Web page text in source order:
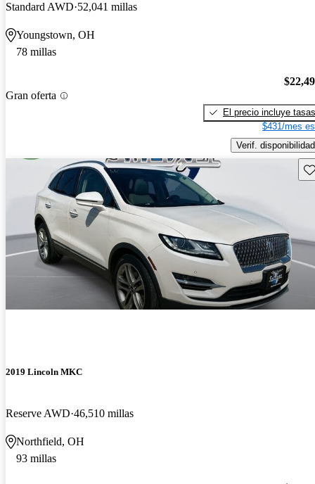
Standard AWD 52,041 millas
Youngstown, OH
78 millas
Gran oferta
El precio incluye tasas
$431/mes
Verif. disponibilidad
2019 Lincoln MKC
Reserve AWD 46,510 millas
Northfield, OH
93 millas